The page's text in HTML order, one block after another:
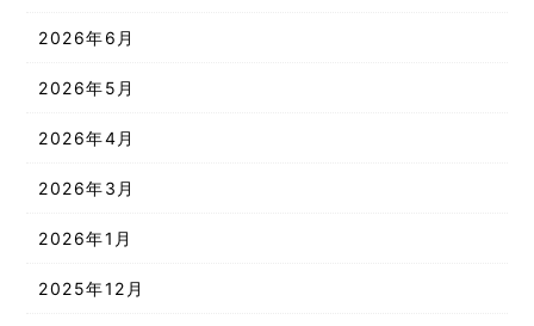
2026年6月
2026年5月
2026年4月
2026年3月
2026年1月
2025年12月